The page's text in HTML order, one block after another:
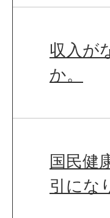
収入が
か。
国民健
引にな